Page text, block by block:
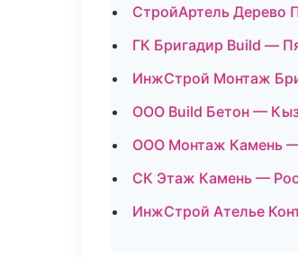
СтройАртель Дерево
ГК Бригадир Build —
ИнжСтрой Монтаж
ООО Build Бетон —
ООО Монтаж Камень —
СК Этаж Камень —
ИнжСтрой Ателье